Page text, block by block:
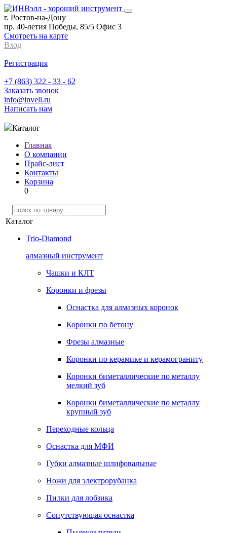
г. Ростов-на-Дону
пр. 40-летия Победы, 85/5 Офис 3
Смотреть на карте
Вход
Регистрация
+7 (863) 322 - 33 - 62
Заказать звонок
info@invell.ru
Написать нам
Каталог
Главная
О компании
Прайс-лист
Контакты
Корзина
0
Каталог
Trio-Diamond
алмазный инструмент
Чашки и КЛТ
Коронки и фрезы
Оснастка для алмазных коронок
Коронки по бетону
Фрезы алмазные
Коронки по керамике и керамограниту
Коронки биметаллические по металлу
мелкий зуб
Коронки биметаллические по металлу
крупный зуб
Переходные кольца
Оснастка для МФИ
Губки алмазные шлифовальные
Ножи для электрорубанка
Пилки для лобзика
Сопутствующая оснастка